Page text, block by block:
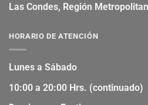
Las Condes, Región
HORARIO DE ATENCIÓN
Lunes a Sábado
10:00 a 20:00 Hrs. (continuado)